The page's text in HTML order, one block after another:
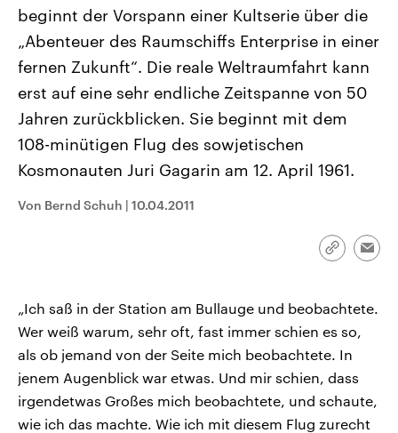
Landtagswahl Sachsen-Anhalt
2026
Alle Informationen
Sachsen-Anhalt wählt am 6.
September 2026 einen neuen
Landtag. Seit 2021 wird das
Bundesland von einer Koalition aus
Umfragen, Prognosen,
USA
Aktuelle Beiträge,
Hintergründe
Wirtschaftlich und
gehören die Vereinigten
den mächtigsten Ländern
mit großem Einfluss auf
beginnt der Vorspann einer Kultserie über die
„Abenteuer des Raumschiffs Enterprise in einer
fernen Zukunft“. Die reale Weltraumfahrt kann
erst auf eine sehr endliche Zeitspanne von 50
Jahren zurückblicken. Sie beginnt mit dem
108-minütigen Flug des sowjetischen
Kosmonauten Juri Gagarin am 12. April 1961.
Von Bernd Schuh | 10.04.2011
Link
„Ich saß in der Station am Bullauge und beobachtete.
Wer weiß warum, sehr oft, fast immer schien es so,
als ob jemand von der Seite mich beobachtete. In
jenem Augenblick war etwas. Und mir schien, dass
irgendetwas Großes mich beobachtete, und schaute,
wie ich das machte. Wie ich mit diesem Flug zurecht